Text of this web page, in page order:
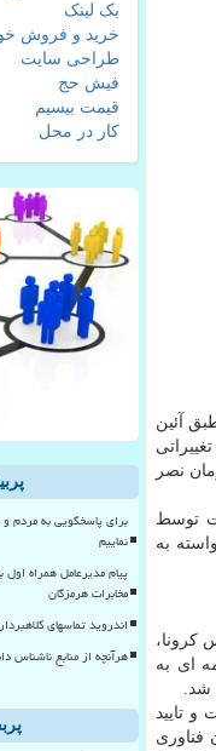
آئین
نصر
توسط
به
کرونا،
ای به
تایید
بک لینک
خرید و فروش
طراحی سایت
فیش حج
قیمت بیسیم
کار در محل
برای پاسخگویی به مردم و
نماییم
پیام مدیرعامل همراه اول
مخابرات هرمزگان
اندروید تماسهای
هرآنچه از منابع ناشناس